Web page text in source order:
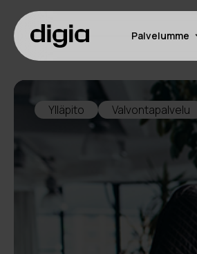
Palvelumme
Ylläpito Valvontapalvelu